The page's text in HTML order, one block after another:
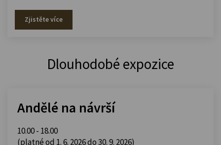
Zjistěte více
Dlouhodobé expozice
Andělé na návrší
10.00 - 18.00
(platné od 1. 6. 2026 do 30. 9. 2026)